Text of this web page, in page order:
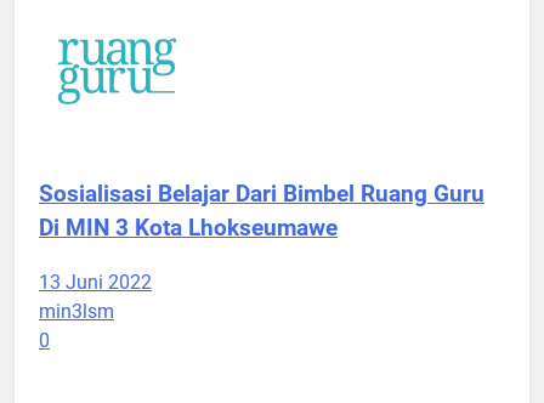
Sosialisasi Belajar Dari Bimbel Ruang Guru
Di MIN 3 Kota Lhokseumawe
13 Juni 2022
min3lsm
0